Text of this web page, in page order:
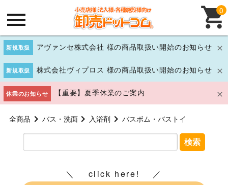
新規取扱 アヴァンセ株式会社 様の商品取扱い開始のお知らせ
新規取扱 株式会社ヴィプロス 様の商品取扱い開始のお知らせ
休業のお知らせ 【重要】夏季休業のご案内
0
全商品 バス・洗面 入浴剤 バスボム・バストイ
検索
click here!